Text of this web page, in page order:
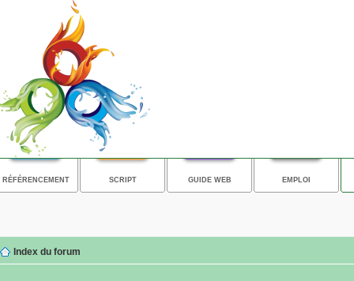
RÉFÉRENCEMENT SCRIPT GUIDE WEB EMPLOI
Index du forum